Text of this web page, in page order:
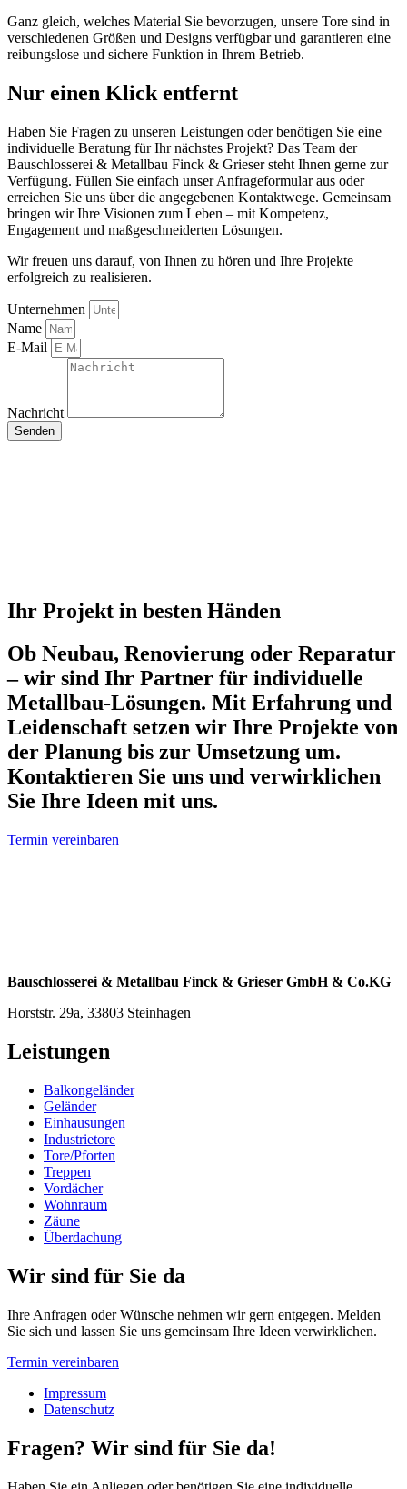
Ganz gleich, welches Material Sie bevorzugen, unsere Tore sind in
verschiedenen Größen und Designs verfügbar und garantieren eine
reibungslose und sichere Funktion in Ihrem Betrieb.
Nur einen Klick entfernt
Haben Sie Fragen zu unseren Leistungen oder benötigen Sie eine
individuelle Beratung für Ihr nächstes Projekt? Das Team der
Bauschlosserei & Metallbau Finck & Grieser steht Ihnen gerne zur
Verfügung. Füllen Sie einfach unser Anfrageformular aus oder
erreichen Sie uns über die angegebenen Kontaktwege. Gemeinsam
bringen wir Ihre Visionen zum Leben – mit Kompetenz,
Engagement und maßgeschneiderten Lösungen.
Wir freuen uns darauf, von Ihnen zu hören und Ihre Projekte
erfolgreich zu realisieren.
Unternehmen
Name
E-Mail
Nachricht
Senden
Ihr Projekt in besten Händen
Ob Neubau, Renovierung oder Reparatur
– wir sind Ihr Partner für individuelle
Metallbau-Lösungen. Mit Erfahrung und
Leidenschaft setzen wir Ihre Projekte von
der Planung bis zur Umsetzung um.
Kontaktieren Sie uns und verwirklichen
Sie Ihre Ideen mit uns.
Termin vereinbaren
Bauschlosserei & Metallbau Finck & Grieser GmbH & Co.KG
Horststr. 29a, 33803 Steinhagen
Leistungen
Balkongeländer
Geländer
Einhausungen
Industrietore
Tore/Pforten
Treppen
Vordächer
Wohnraum
Zäune
Überdachung
Wir sind für Sie da
Ihre Anfragen oder Wünsche nehmen wir gern entgegen. Melden
Sie sich und lassen Sie uns gemeinsam Ihre Ideen verwirklichen.
Termin vereinbaren
Impressum
Datenschutz
Fragen? Wir sind für Sie da!